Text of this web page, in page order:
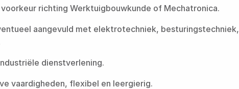
Mechatronica.​​​​‌
aangevuld met elektrotechniek, besturingstechniek,